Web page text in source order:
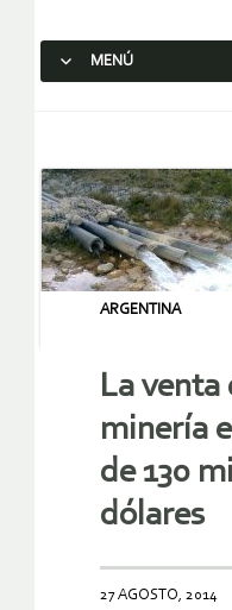
MENÚ
ARGENTINA
La venta
minería
de 130
dólares
27 AGOSTO, 2014